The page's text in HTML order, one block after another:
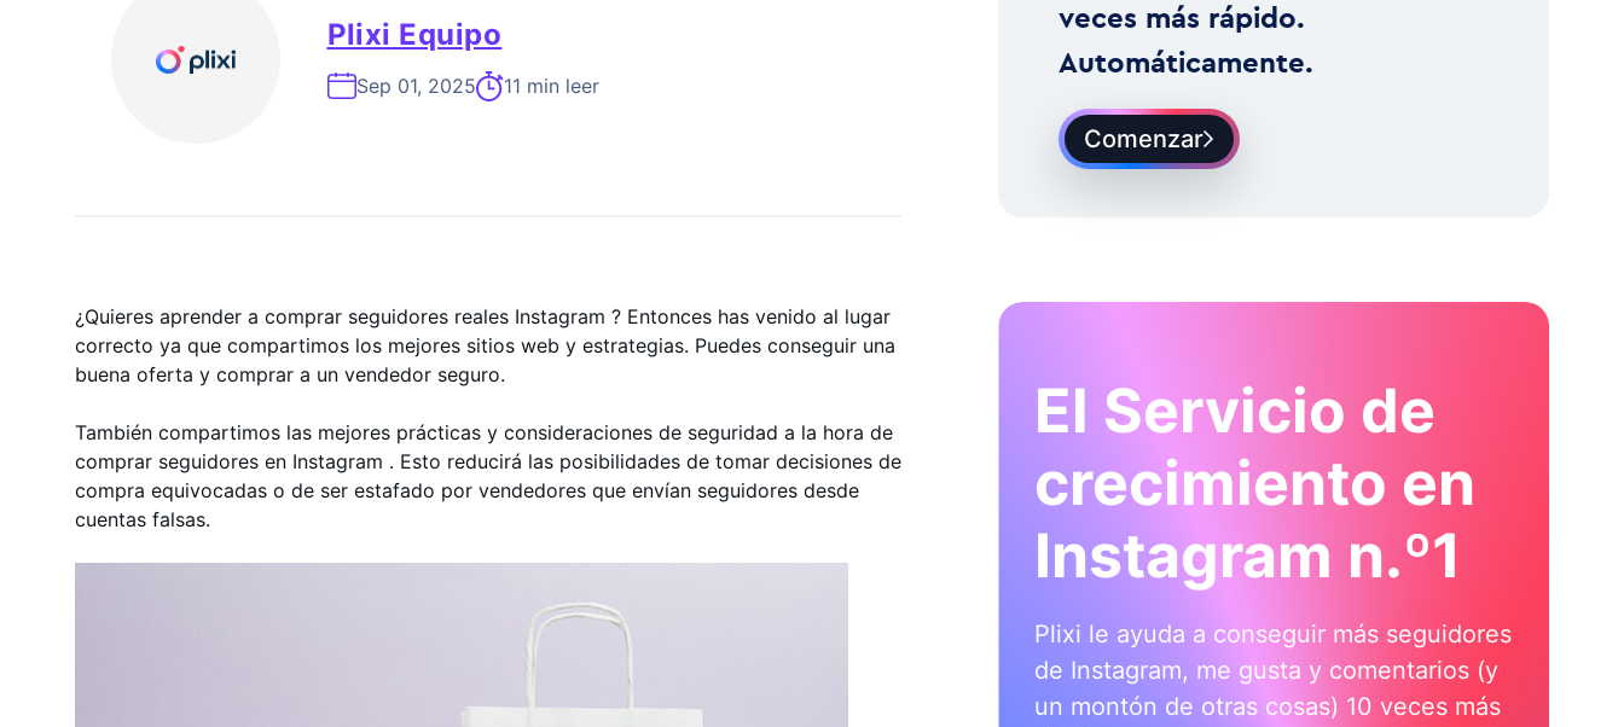
Plixi Equipo
Sep 01, 2025 11 min leer
veces más rápido.
Automáticamente.
Comenzar
¿Quieres aprender a comprar seguidores reales Instagram ? Entonces has venido al lugar
correcto ya que compartimos los mejores sitios web y estrategias. Puedes conseguir una
buena oferta y comprar a un vendedor seguro.
También compartimos las mejores prácticas y consideraciones de seguridad a la hora de
comprar seguidores en Instagram . Esto reducirá las posibilidades de tomar decisiones de
compra equivocadas o de ser estafado por vendedores que envían seguidores desde
cuentas falsas.
El Servicio de
crecimiento en
Instagram n.º1
Plixi le ayuda a conseguir más seguidores
de Instagram, me gusta y comentarios (y
un montón de otras cosas) 10 veces más